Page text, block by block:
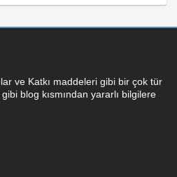
ve Katkı maddeleri gibi bir çok tür
blog kısmından yararlı bilgilere